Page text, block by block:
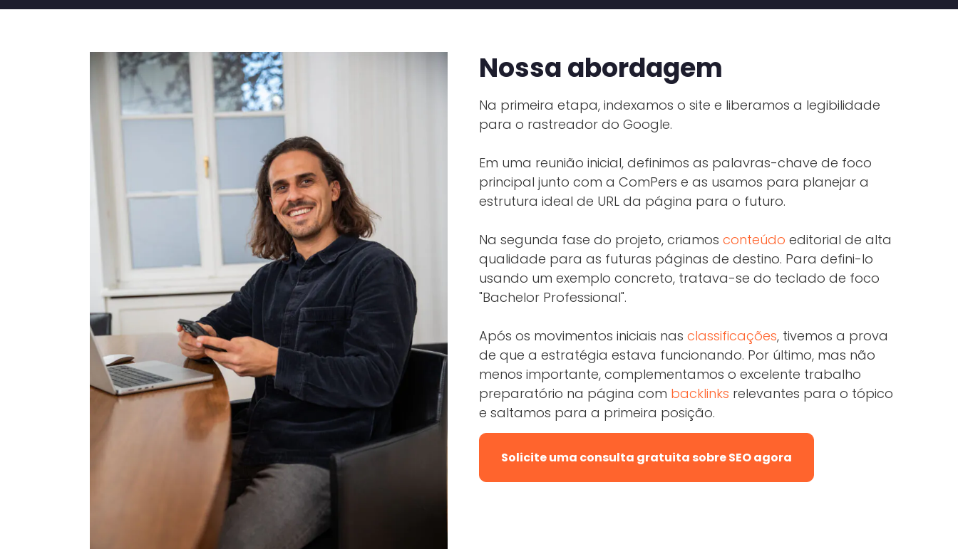
Nossa abordagem
Na primeira etapa, indexamos o site e liberamos a legibilidade
para o rastreador do Google.
Em uma reunião inicial, definimos as palavras-chave de foco
principal junto com a ComPers e as usamos para planejar a
estrutura ideal de URL da página para o futuro.
Na segunda fase do projeto, criamos conteúdo editorial de alta
qualidade para as futuras páginas de destino. Para defini-lo
usando um exemplo concreto, tratava-se do teclado de foco
"Bachelor Professional".
Após os movimentos iniciais nas classificações, tivemos a prova
de que a estratégia estava funcionando. Por último, mas não
menos importante, complementamos o excelente trabalho
preparatório na página com backlinks relevantes para o tópico
e saltamos para a primeira posição.
Solicite uma consulta gratuita sobre SEO agora